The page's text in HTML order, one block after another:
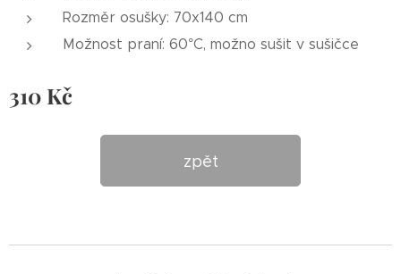
Rozměr osušky: 70x140 cm
Možnost praní: 60°C, možno sušit v sušičce
310 Kč
zpět